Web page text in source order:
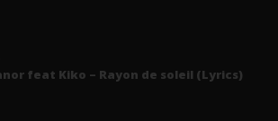
feat Kiko – Rayon de soleil (Lyrics)